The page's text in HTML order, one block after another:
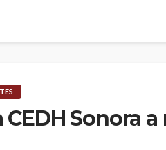
CEDH Sonora